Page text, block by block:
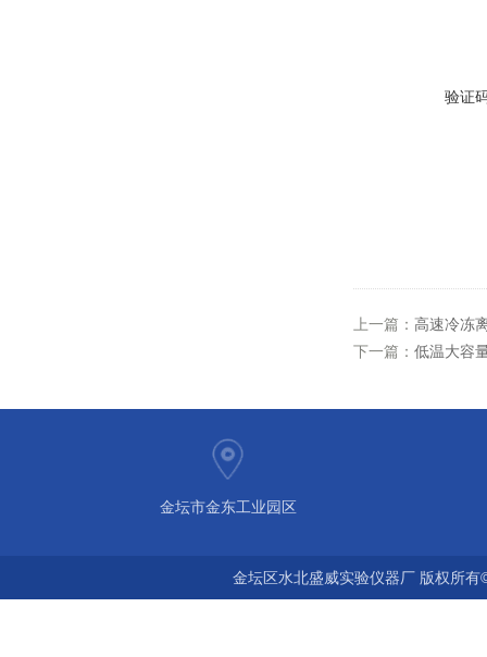
验证
上一篇： 高速冷冻
下一篇： 低温大容
金坛市金东工业园区
金坛区水北盛威实验仪器厂 版权所